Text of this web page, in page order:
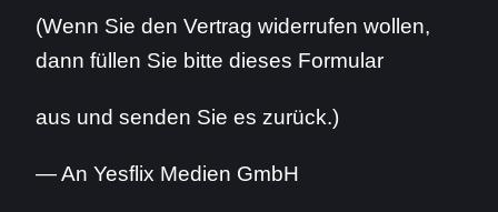
(Wenn Sie den Vertrag widerrufen wollen,
dann füllen Sie bitte dieses Formular
aus und senden Sie es zurück.)
— An Yesflix Medien GmbH